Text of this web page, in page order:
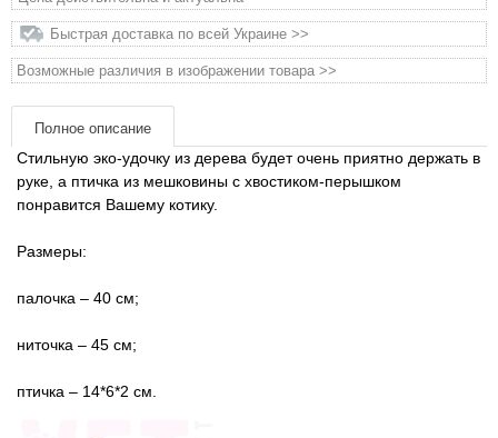
Быстрая доставка по всей Украине >>
Возможные различия в изображении товара >>
Полное описание
Стильную эко-удочку из дерева будет очень приятно держать в
руке, а птичка из мешковины с хвостиком-перышком
понравится Вашему котику.
Размеры:
палочка – 40 см;
ниточка – 45 см;
птичка – 14*6*2 см.
Товари для голубів
Товари для гризунів
Товары для лошадей
Товары для людей
Популярные зоотовары
Архив / Снято с производства